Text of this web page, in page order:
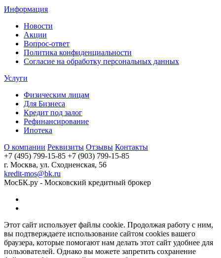
Информация
Новости
Акции
Вопрос-ответ
Политика конфиденциальности
Согласие на обработку персональных данных
Услуги
Физическим лицам
Для Бизнеса
Кредит под залог
Рефинансирование
Ипотека
О компании Реквизиты Отзывы Контакты
+7 (495) 799-15-85 +7 (903) 799-15-85
г. Москва, ул. Сходненская, 56
kredit-mos@bk.ru
МосБК.ру - Московский кредитный брокер
Этот сайт использует файлы cookie. Продолжая работу с ним,
вы подтверждаете использование сайтом cookies вашего
браузера, которые помогают нам делать этот сайт удобнее для
пользователей. Однако вы можете запретить сохранение